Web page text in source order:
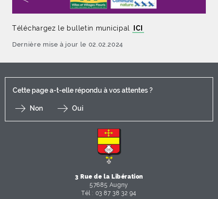
Téléchargez le bulletin municipal ICI
Dernière mise à jour le 02.02.2024
Cette page a-t-elle répondu à vos attentes ?
Non Oui
3 Rue de la Libération
57685 Augny
Tél : 03 87 38 32 94